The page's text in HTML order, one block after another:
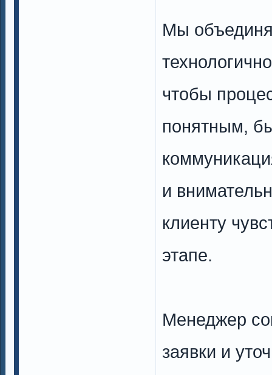
Мы
чтобы
понятным,
и
клиенту
этапе.
Менеджер
заявки и